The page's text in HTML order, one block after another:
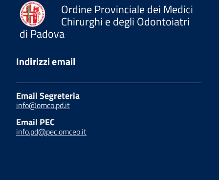
Ordine Provinciale dei Medici
Chirurghi e degli Odontoiatri
di Padova
Indirizzi email
Email Segreteria
info@omco.pd.it
Email PEC
info.pd@pec.omceo.it